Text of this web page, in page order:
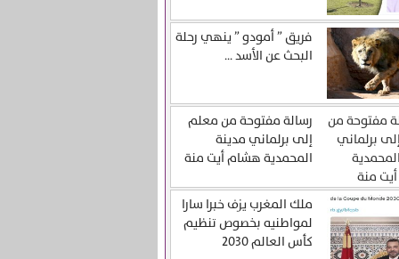
فريق ” أمودو ” ينهي رحلة
البحث عن الأسد ...
رسالة مفتوحة من معلم
إلى برلماني مدينة
المحمدية هشام أيت منة
ملك المغرب يزف خبرا سارا
لمواطنيه بخصوص تنظيم
كأس العالم 2030